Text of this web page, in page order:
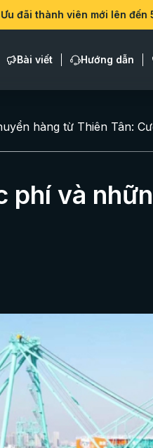
viên mới lên đến 50%
Bài viết Hướng dẫn
hàng từ Thiên Tân:
phí và